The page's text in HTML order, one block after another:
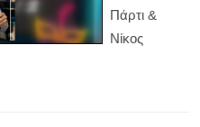
Πάρτι &
Νίκος